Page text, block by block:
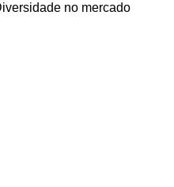
no mercado